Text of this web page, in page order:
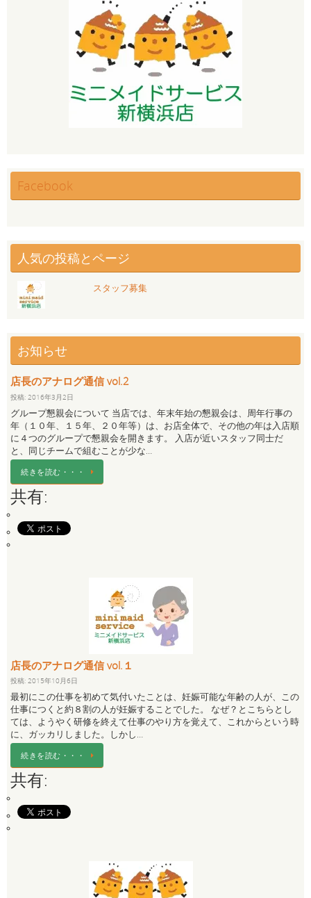
Facebook
人気の投稿とページ
スタッフ募集
お知らせ
店長のアナログ通信 vol.2
投稿: 2016年3月2日
グループ懇親会について 当店では、年末年始の懇親会は、周年行事の
年（１０年、１５年、２０年等）は、お店全体で、その他の年は入店順
に４つのグループで懇親会を開きます。 入店が近いスタッフ同士だ
と、同じチームで組むことが少な…
続きを読む・・・
共有:
店長のアナログ通信 vol.１
投稿: 2015年10月6日
最初にこの仕事を初めて気付いたことは、妊娠可能な年齢の人が、この
仕事につくと約８割の人が妊娠することでした。 なぜ？とこちらとし
ては、ようやく研修を終えて仕事のやり方を覚えて、これからという時
に、ガッカリしました。しかし…
続きを読む・・・
共有: